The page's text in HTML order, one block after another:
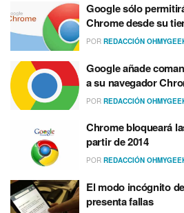
Google sólo
Chrome desde su
POR REDACCIÓN
Google añade
a su navegador
POR REDACCIÓN
Chrome bloqueará
partir de 2014
POR REDACCIÓN
El modo incógnito
presenta fallas